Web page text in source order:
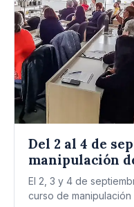
Del 2 al 4 de
manipulación
El 2, 3 y 4 de
curso de